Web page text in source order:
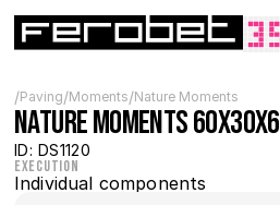
/Paving/Moments/Nature Moments
Nature MOMENTS 60x30x6
ID: DS1120
Execution
Individual components